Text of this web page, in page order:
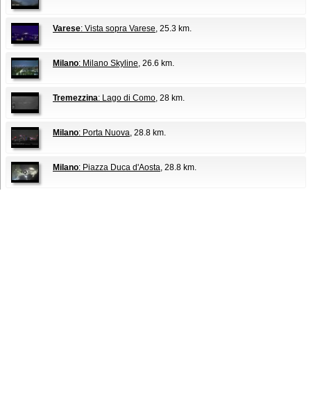
Varese: Vista sopra Varese, 25.3 km.
Milano: Milano Skyline, 26.6 km.
Tremezzina: Lago di Como, 28 km.
Milano: Porta Nuova, 28.8 km.
Milano: Piazza Duca d'Aosta, 28.8 km.